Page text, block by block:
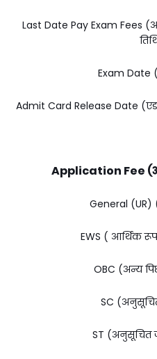
Last Date Pay Exam Fees
Exam Date
Admit Card Release Date
Application Fee
General (UR)
EWS ( आर्थिक
OBC (अन्य
SC (अनुसूचित
ST (अनुसूचित